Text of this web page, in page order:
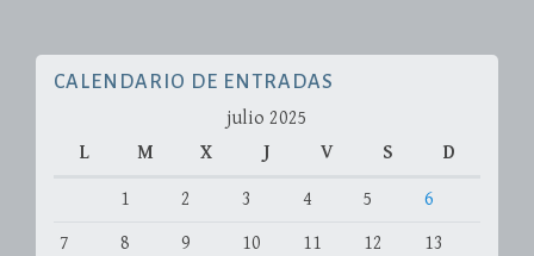
CALENDARIO DE ENTRADAS
julio 2025
L
M X J V S D
1 2 3 4 5
6
7
8 9 10 11 12
13